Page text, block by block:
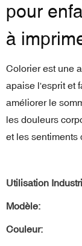
pour
à
Colorier est une
apaise l'esprit et
améliorer le
les douleurs
et les sentiments
Utilisation
Modèle:
Couleur: